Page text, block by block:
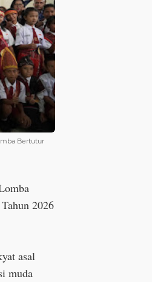
Bertutur
2026
asal
muda